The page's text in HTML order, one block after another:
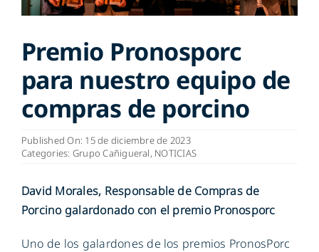
EMPLEO
CONTACTO
Premio Pronosporc
para nuestro equipo de
compras de porcino
Published On: 15 de diciembre de 2023
Categories: Grupo Cañigueral, NOTICIAS
David Morales, Responsable de Compras de
Porcino galardonado con el premio Pronosporc
Uno de los galardones de los premios PronosPorc